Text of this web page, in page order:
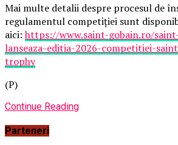
Mai multe detalii despre procesul de
regulamentul competiției sunt
aici:https://www.saint-gobain.ro/
lanseaza-editia-2026-competitiei-
trophy
(P)
Continue Reading
Parteneri